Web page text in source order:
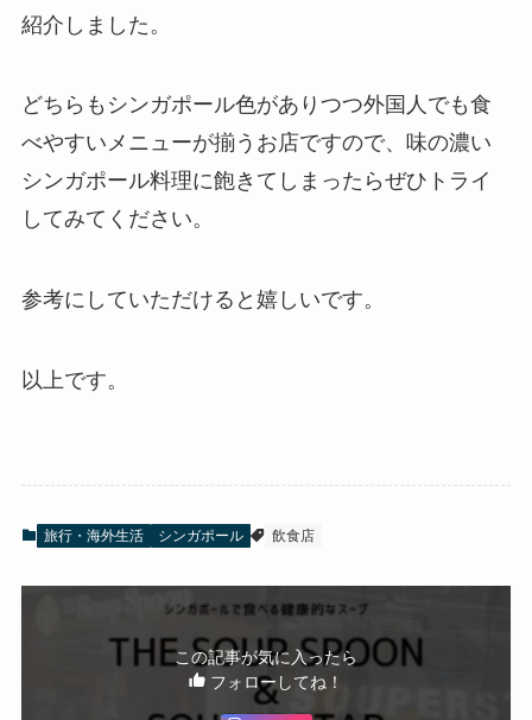
紹介しました。
どちらもシンガポール色がありつつ外国人でも食
べやすいメニューが揃うお店ですので、味の濃い
シンガポール料理に飽きてしまったらぜひトライ
してみてください。
参考にしていただけると嬉しいです。
以上です。
旅行・海外生活 シンガポール 飲食店
この記事が気に入ったら
フォローしてね！